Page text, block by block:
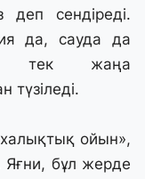
сендіреді.
да, сауда да
тек жаңа
ойын»,
бұл жерде